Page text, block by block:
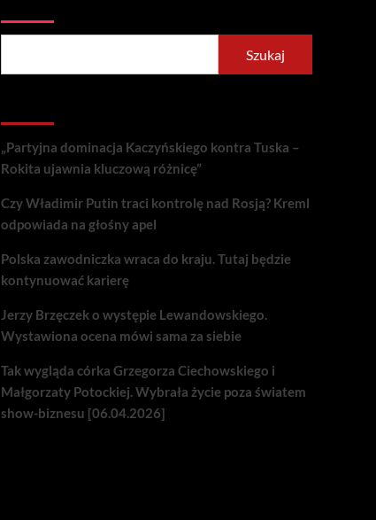
Szukaj
„Partyjna dominacja Kaczyńskiego kontra Tuska –
Rokita ujawnia kluczową różnicę”
Czy Władimir Putin traci kontrolę nad Rosją? Kreml
odpowiada na głośny apel
Polska zawodniczka wraca do kraju. Tutaj będzie
kontynuować karierę
Jerzy Brzęczek o występie Lewandowskiego.
Wystawiona ocena mówi sama za siebie
Tak wygląda córka Grzegorza Ciechowskiego i
Małgorzaty Potockiej. Wybrała życie poza światem
show-biznesu [06.04.2026]